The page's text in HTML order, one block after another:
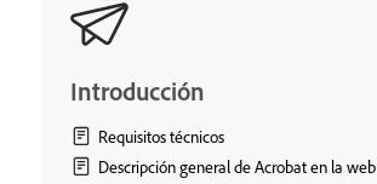
Introducción
Requisitos técnicos
Descripción general de Acrobat en la web